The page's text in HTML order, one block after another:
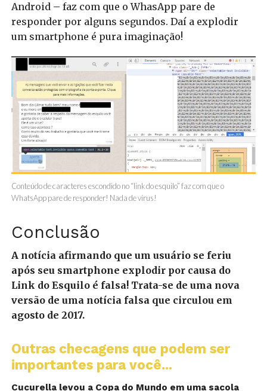
Android – faz com que o WhasApp pare de
responder por alguns segundos. Daí a explodir
um smartphone é pura imaginação!
Conteúdo de caracteres escondido no “link do esquilo” faz com que o
WhatsApp pare de responder! Nada de vírus!
Conclusão
A notícia afirmando que um usuário se feriu
após seu smartphone explodir por causa do
Link do Esquilo é falsa! Trata-se de uma nova
versão de uma notícia falsa que circulou em
agosto de 2017.
Outras checagens que podem ser
importantes para você...
Cucurella levou a Copa do Mundo em uma sacola